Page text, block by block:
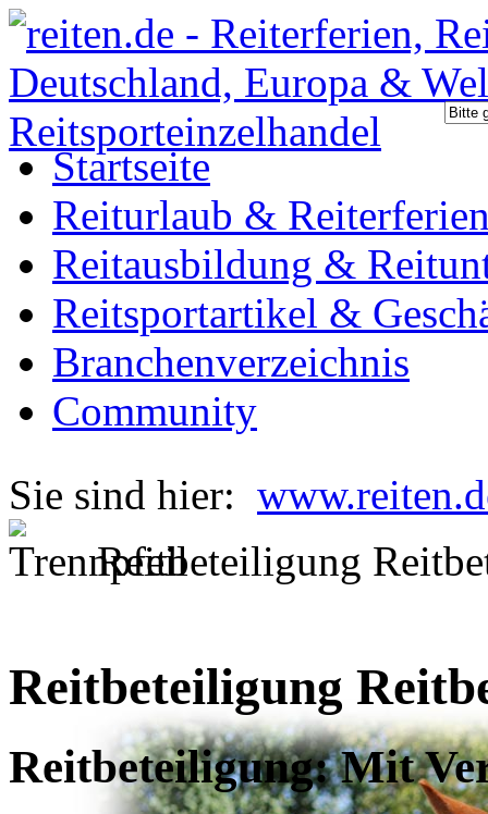
Startseite
Reiturlaub &
Reitausbildung &
Reitsportartikel &
Branchenverzeichnis
Community
Sie sind hier:
Reitbeteiligung
Reitbeteiligung
Reitbeteiligung: Mit